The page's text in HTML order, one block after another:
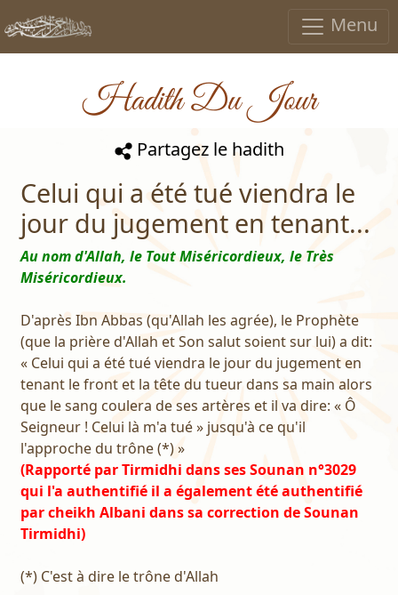
Menu
Hadith Du Jour
Partagez le hadith
Celui qui a été tué viendra le
jour du jugement en tenant...
Au nom d'Allah, le Tout Miséricordieux, le Très
Miséricordieux.
D'après Ibn Abbas (qu'Allah les agrée), le Prophète
(que la prière d'Allah et Son salut soient sur lui) a dit:
« Celui qui a été tué viendra le jour du jugement en
tenant le front et la tête du tueur dans sa main alors
que le sang coulera de ses artères et il va dire: « Ô
Seigneur ! Celui là m'a tué » jusqu'à ce qu'il
l'approche du trône (*) »
(Rapporté par Tirmidhi dans ses Sounan n°3029
qui l'a authentifié il a également été authentifié
par cheikh Albani dans sa correction de Sounan
Tirmidhi)
(*) C'est à dire le trône d'Allah